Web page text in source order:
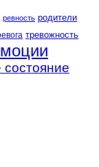
ревность родители
тревожность